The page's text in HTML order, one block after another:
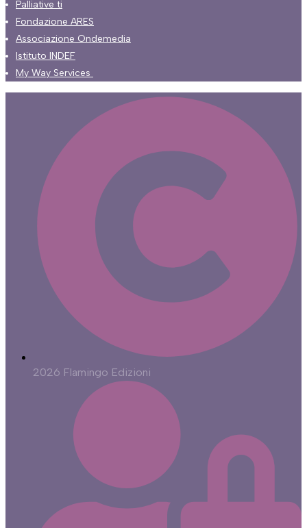
Palliative ti
Fondazione ARES
Associazione Ondemedia
Istituto INDEF
My Way Services
2026 Flamingo Edizioni